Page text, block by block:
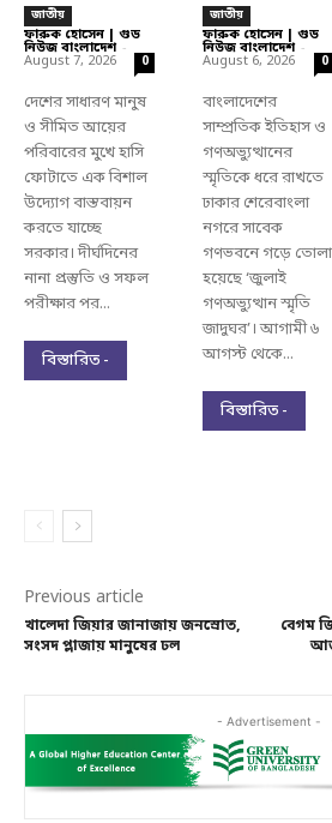
জাতীয়
ফারুক হোসেন | গুড
নিউজ বাংলাদেশ -
August 7, 2026 0
দেশের সাধারণ মানুষ
ও সীমিত আয়ের
পরিবারের মুখে হাসি
ফোটাতে এক বিশাল
উদ্যোগ বাস্তবায়ন
করতে যাচ্ছে
সরকার। দীর্ঘদিনের
নানা প্রস্তুতি ও সফল
পরীক্ষার পর...
বিস্তারিত -
জাতীয়
ফারুক হোসেন | গুড
নিউজ বাংলাদেশ -
August 6, 2026 0
বাংলাদেশের
সাম্প্রতিক ইতিহাস ও
গণঅভ্যুত্থানের
স্মৃতিকে ধরে রাখতে
ঢাকার শেরেবাংলা
নগরে সাবেক
গণভবনে গড়ে তোলা
হয়েছে ‘জুলাই
গণঅভ্যুত্থান স্মৃতি
জাদুঘর’। আগামী ৬
আগস্ট থেকে...
বিস্তারিত -
Previous article
খালেদা জিয়ার জানাজায় জনস্রোত,
সংসদ প্লাজায় মানুষের ঢল
বেগম
- Advertisement -